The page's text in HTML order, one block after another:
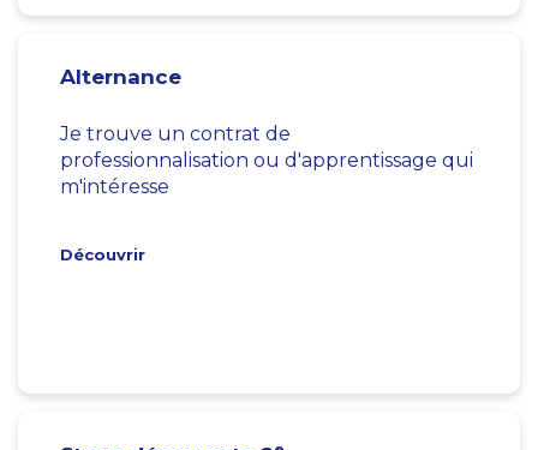
Alternance
Je trouve un contrat de
professionnalisation ou d'apprentissage qui
m'intéresse
Découvrir